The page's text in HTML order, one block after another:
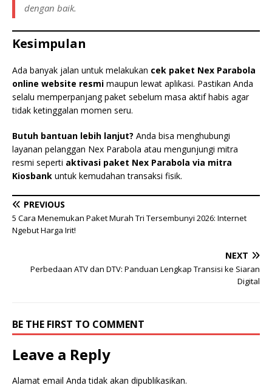
dengan baik.
Kesimpulan
Ada banyak jalan untuk melakukan cek paket Nex Parabola
online website resmi maupun lewat aplikasi. Pastikan Anda
selalu memperpanjang paket sebelum masa aktif habis agar
tidak ketinggalan momen seru.
Butuh bantuan lebih lanjut? Anda bisa menghubungi
layanan pelanggan Nex Parabola atau mengunjungi mitra
resmi seperti aktivasi paket Nex Parabola via mitra
Kiosbank untuk kemudahan transaksi fisik.
PREVIOUS
5 Cara Menemukan Paket Murah Tri Tersembunyi 2026: Internet
Ngebut Harga Irit!
NEXT
Perbedaan ATV dan DTV: Panduan Lengkap Transisi ke Siaran
Digital
BE THE FIRST TO COMMENT
Leave a Reply
Alamat email Anda tidak akan dipublikasikan.